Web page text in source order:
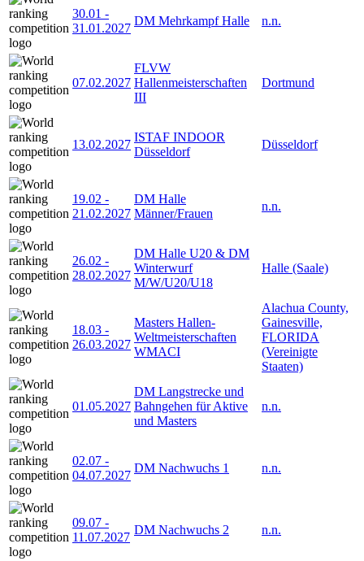
30.01 -
31.01.2027
DM Mehrkampf Halle n.n.
07.02.2027
FLVW
Hallenmeisterschaften
III
Dortmund
13.02.2027
ISTAF INDOOR
Düsseldorf
Düsseldorf
19.02 -
21.02.2027
DM Halle
Männer/Frauen
n.n.
26.02 -
28.02.2027
DM Halle U20 & DM
Winterwurf
M/W/U20/U18
Halle (Saale)
18.03 -
26.03.2027
Masters Hallen-
Weltmeisterschaften
WMACI
Alachua County,
Gainesville,
FLORIDA
(Vereinigte
Staaten)
01.05.2027
DM Langstrecke und
Bahngehen für Aktive
und Masters
n.n.
02.07 -
04.07.2027
DM Nachwuchs 1 n.n.
09.07 -
11.07.2027
DM Nachwuchs 2 n.n.